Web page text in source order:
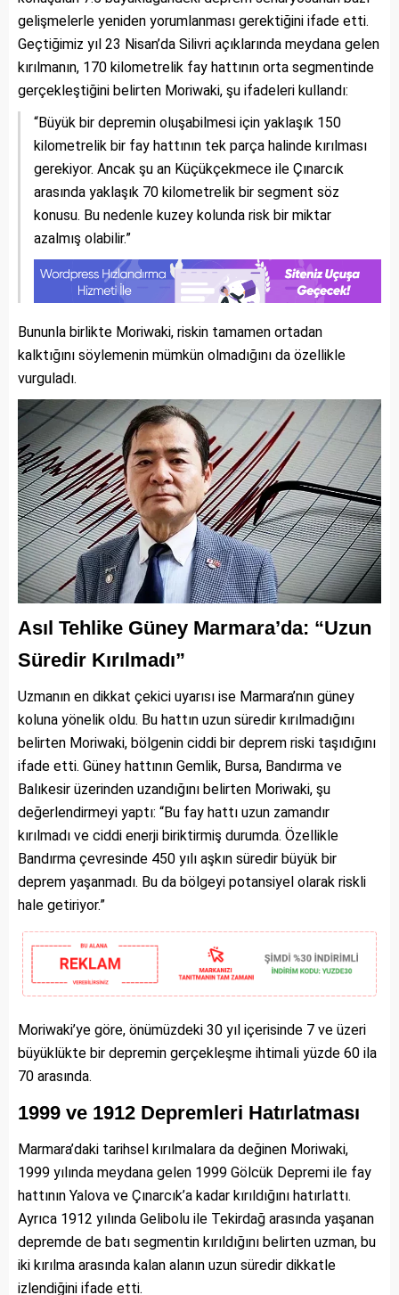
gelişmelerle yeniden yorumlanması gerektiğini ifade etti.
Geçtiğimiz yıl 23 Nisan’da Silivri açıklarında meydana gelen
kırılmanın, 170 kilometrelik fay hattının orta segmentinde
gerçekleştiğini belirten Moriwaki, şu ifadeleri kullandı:
“Büyük bir depremin oluşabilmesi için yaklaşık 150
kilometrelik bir fay hattının tek parça halinde kırılması
gerekiyor. Ancak şu an Küçükçekmece ile Çınarcık
arasında yaklaşık 70 kilometrelik bir segment söz
konusu. Bu nedenle kuzey kolunda risk bir miktar
azalmış olabilir.”
Bununla birlikte Moriwaki, riskin tamamen ortadan
kalktığını söylemenin mümkün olmadığını da özellikle
vurguladı.
Asıl Tehlike Güney Marmara’da: “Uzun
Süredir Kırılmadı”
Uzmanın en dikkat çekici uyarısı ise Marmara’nın güney
koluna yönelik oldu. Bu hattın uzun süredir kırılmadığını
belirten Moriwaki, bölgenin ciddi bir deprem riski taşıdığını
ifade etti. Güney hattının Gemlik, Bursa, Bandırma ve
Balıkesir üzerinden uzandığını belirten Moriwaki, şu
değerlendirmeyi yaptı: “Bu fay hattı uzun zamandır
kırılmadı ve ciddi enerji biriktirmiş durumda. Özellikle
Bandırma çevresinde 450 yılı aşkın süredir büyük bir
deprem yaşanmadı. Bu da bölgeyi potansiyel olarak riskli
hale getiriyor.”
Moriwaki’ye göre, önümüzdeki 30 yıl içerisinde 7 ve üzeri
büyüklükte bir depremin gerçekleşme ihtimali yüzde 60 ila
70 arasında.
1999 ve 1912 Depremleri Hatırlatması
Marmara’daki tarihsel kırılmalara da değinen Moriwaki,
1999 yılında meydana gelen 1999 Gölcük Depremi ile fay
hattının Yalova ve Çınarcık’a kadar kırıldığını hatırlattı.
Ayrıca 1912 yılında Gelibolu ile Tekirdağ arasında yaşanan
depremde de batı segmentin kırıldığını belirten uzman, bu
iki kırılma arasında kalan alanın uzun süredir dikkatle
izlendiğini ifade etti.